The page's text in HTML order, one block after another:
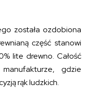
została ozdobiona
część stanowi
lite drewno. Całość
gdzie
rąk ludzkich.